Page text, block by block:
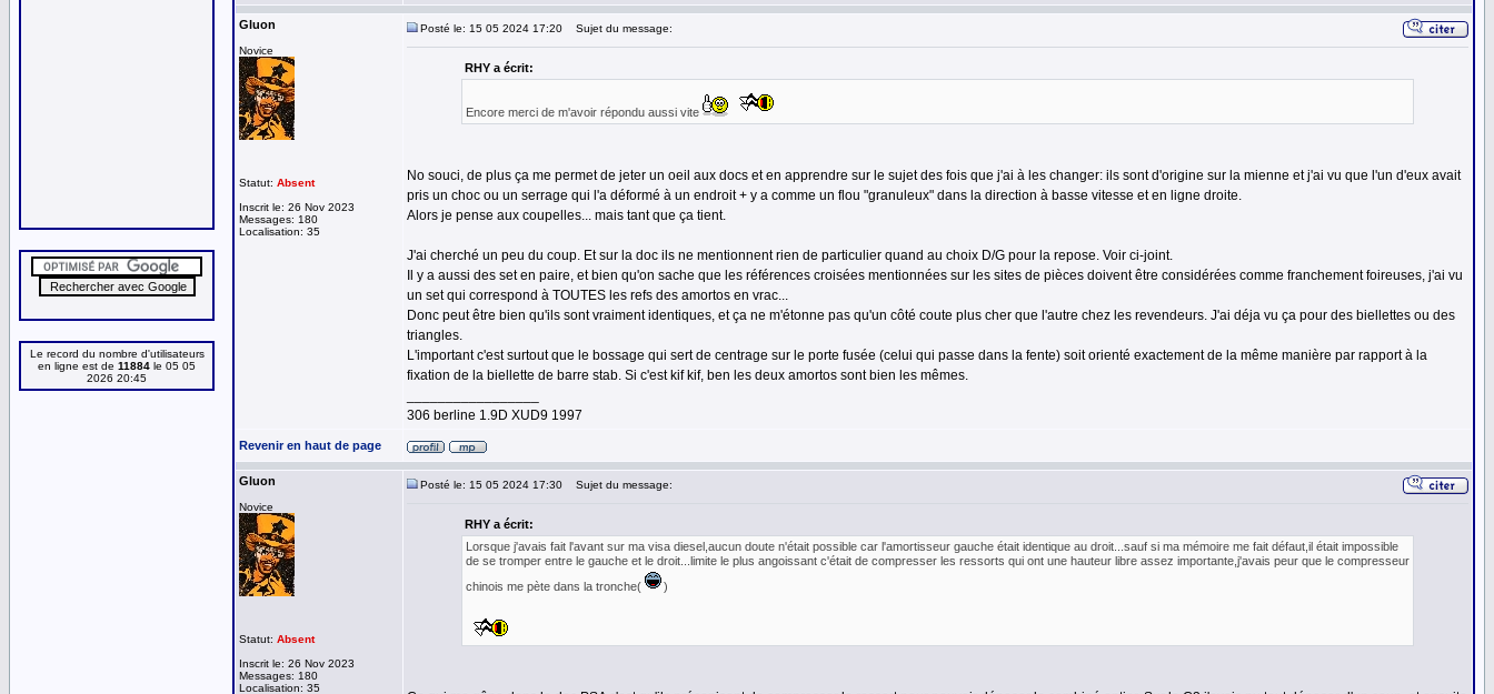
Le record du nombre d'utilisateurs
en ligne est de 11884 le 05 05
2026 20:45
Gluon
Novice
Statut: Absent
Inscrit le: 26 Nov 2023
Messages: 180
Localisation: 35
Posté le: 15 05 2024 17:20 Sujet du message:
RHY a écrit:
Encore merci de m'avoir répondu aussi vite
No souci, de plus ça me permet de jeter un oeil aux docs et en apprendre sur le sujet des fois que j'ai à les changer: ils sont d'origine sur la mienne et j'ai vu que l'un d'eux avait
pris un choc ou un serrage qui l'a déformé à un endroit + y a comme un flou "granuleux" dans la direction à basse vitesse et en ligne droite.
Alors je pense aux coupelles... mais tant que ça tient.
J'ai cherché un peu du coup. Et sur la doc ils ne mentionnent rien de particulier quand au choix D/G pour la repose. Voir ci-joint.
Il y a aussi des set en paire, et bien qu'on sache que les références croisées mentionnées sur les sites de pièces doivent être considérées comme franchement foireuses, j'ai vu
un set qui correspond à TOUTES les refs des amortos en vrac...
Donc peut être bien qu'ils sont vraiment identiques, et ça ne m'étonne pas qu'un côté coute plus cher que l'autre chez les revendeurs. J'ai déja vu ça pour des biellettes ou des
triangles.
L'important c'est surtout que le bossage qui sert de centrage sur le porte fusée (celui qui passe dans la fente) soit orienté exactement de la même manière par rapport à la
fixation de la biellette de barre stab. Si c'est kif kif, ben les deux amortos sont bien les mêmes.
306 berline 1.9D XUD9 1997
Revenir en haut de page
Gluon
Novice
Statut: Absent
Inscrit le: 26 Nov 2023
Messages: 180
Localisation: 35
Posté le: 15 05 2024 17:30 Sujet du message:
RHY a écrit:
Lorsque j'avais fait l'avant sur ma visa diesel,aucun doute n'était possible car l'amortisseur gauche était identique au droit...sauf si ma mémoire me fait défaut,il était impossible
de se tromper entre le gauche et le droit...limite le plus angoissant c'était de compresser les ressorts qui ont une hauteur libre assez importante,j'avais peur que le compresseur
chinois me pète dans la tronche(
)